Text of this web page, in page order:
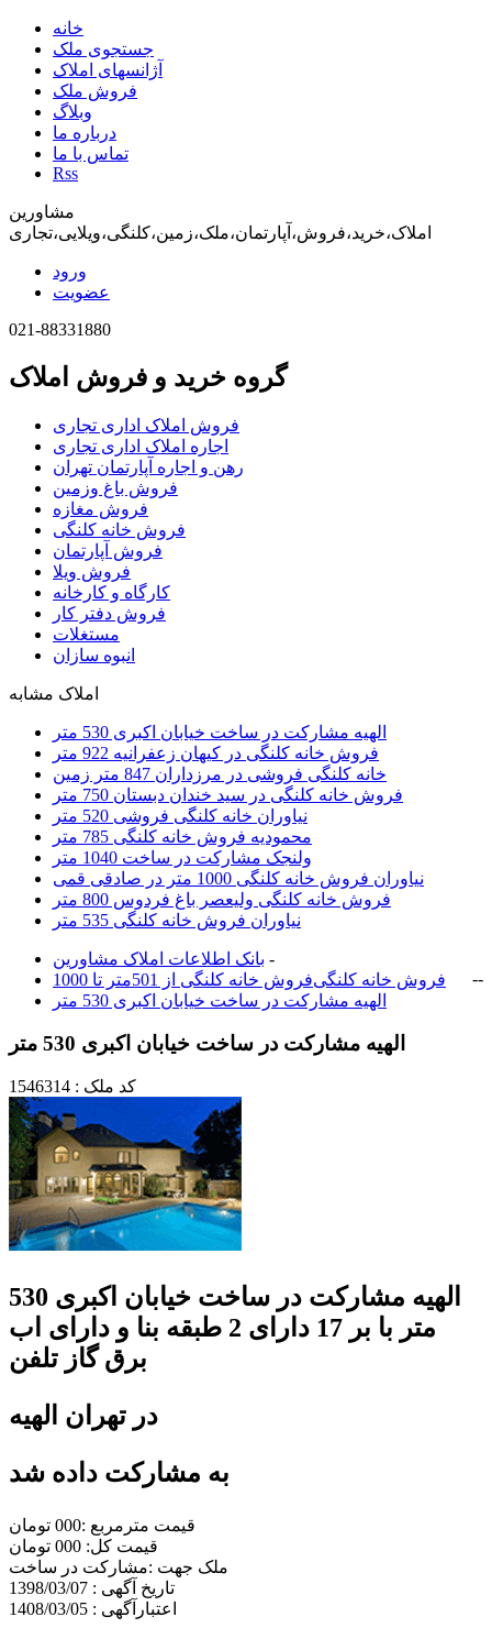
خانه
جستجوی ملک
آژانسهای املاک
فروش ملک
وبلاگ
درباره ما
تماس با ما
Rss
مشاورین
املاک،خرید،فروش،آپارتمان،ملک،زمین،کلنگی،ویلایی،تجاری
ورود
عضویت
021-88331880
گروه خرید و فروش املاک
فروش املاک اداری تجاری
اجاره املاک اداری تجاری
رهن و اجاره آپارتمان تهران
فروش باغ وزمین
فروش مغازه
فروش خانه کلنگی
فروش آپارتمان
فروش ویلا
کارگاه و کارخانه
فروش دفتر کار
مستغلات
انبوه سازان
املاک مشابه
الهیه مشارکت در ساخت خیابان اکبری 530 متر
فروش خانه کلنگی در کیهان زعفرانیه 922 متر
خانه کلنگی فروشی در مرزداران 847 متر زمین
فروش خانه کلنگی در سید خندان دبستان 750 متر
نیاوران خانه کلنگی فروشی 520 متر
محمودیه فروش خانه کلنگی 785 متر
ولنجک مشارکت در ساخت 1040 متر
نیاوران فروش خانه کلنگی 1000 متر در صادقی قمی
فروش خانه کلنگی ولیعصر باغ فردوس 800 متر
نیاوران فروش خانه کلنگی 535 متر
بانک اطلاعات املاک مشاورين -
فروش خانه کلنگی
- فروش خانه کلنگی از 501متر تا 1000
-
الهیه مشارکت در ساخت خیابان اکبری 530 متر
الهیه مشارکت در ساخت خیابان اکبری 530 متر
کد ملک : 1546314
الهیه مشارکت در ساخت خیابان اکبری 530
متر با بر 17 دارای 2 طبقه بنا و دارای اب
برق گاز تلفن
در تهران الهیه
به مشارکت داده شد
قیمت مترمربع :000 تومان
قیمت کل: 000 تومان
ملک جهت :مشارکت در ساخت
تاریخ آگهی : 1398/03/07
اعتبارآگهی : 1408/03/05